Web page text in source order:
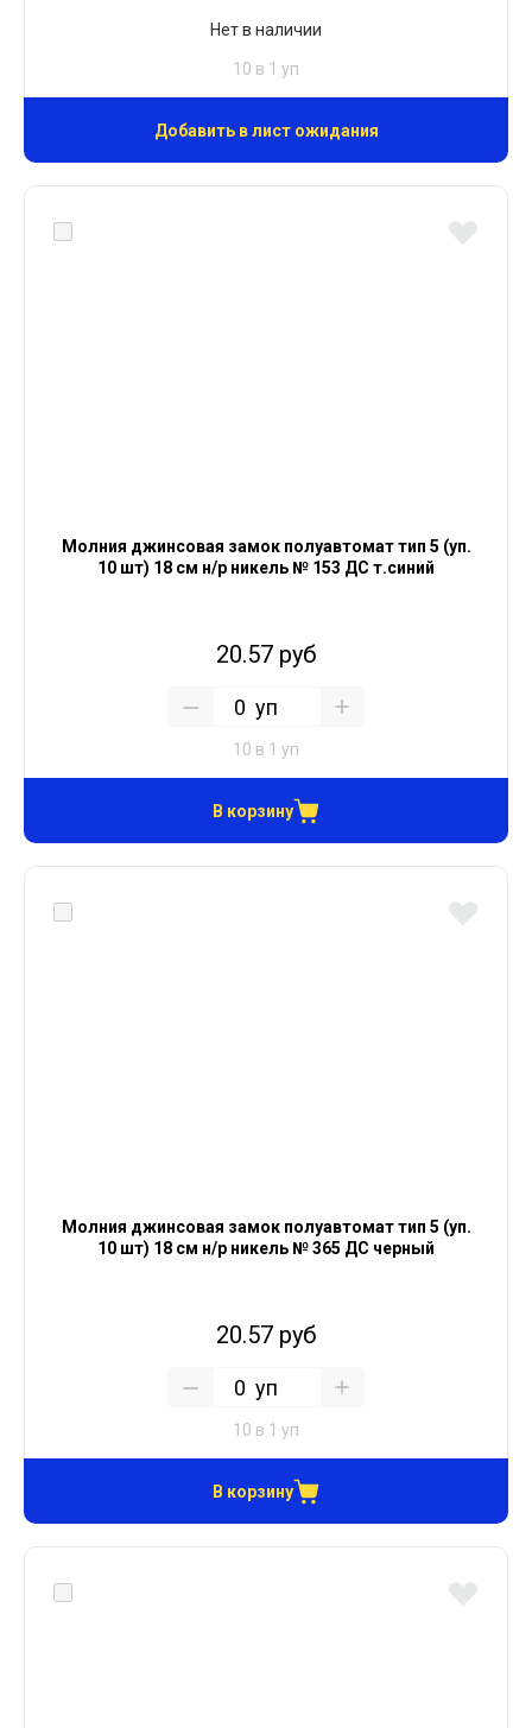
Нет в наличии
10 в 1 уп
Добавить в лист ожидания
Молния джинсовая замок полуавтомат тип 5 (уп.
10 шт) 18 см н/р никель № 153 ДС т.синий
20.57 руб
уп
10 в 1 уп
В корзину
Молния джинсовая замок полуавтомат тип 5 (уп.
10 шт) 18 см н/р никель № 365 ДС черный
20.57 руб
уп
10 в 1 уп
В корзину